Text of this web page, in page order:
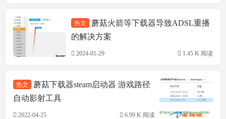
技术方案
热文
蘑菇火箭等下载器导致ADSL重播
的解决方案
2024-01-29 1.45 K 阅读
热文
蘑菇下载器steam启动器 游戏路径
自动影射工具
2022-04-25 6.99 K 阅读